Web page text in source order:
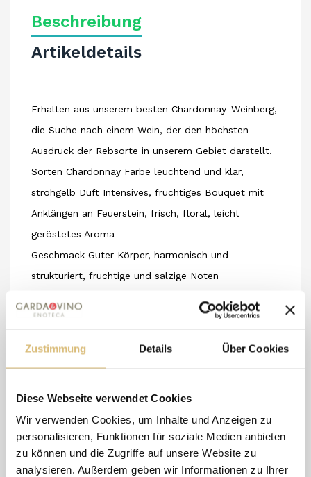
Zustimmung Details Über Cookies
Diese Webseite verwendet Cookies
Wir verwenden Cookies, um Inhalte und Anzeigen zu
personalisieren, Funktionen für soziale Medien anbieten
zu können und die Zugriffe auf unsere Website zu
analysieren. Außerdem geben wir Informationen zu Ihrer
Beschreibung
Artikeldetails
Erhalten aus unserem besten Chardonnay-Weinberg,
die Suche nach einem Wein, der den höchsten
Ausdruck der Rebsorte in unserem Gebiet darstellt.
Sorten Chardonnay Farbe leuchtend und klar,
strohgelb Duft Intensives, fruchtiges Bouquet mit
Anklängen an Feuerstein, frisch, floral, leicht
geröstetes Aroma
Geschmack Guter Körper, harmonisch und
strukturiert, fruchtige und salzige Noten
Fleisch und Geflügel
Traubenverband, Fermentation und Reifung in
überwiegend gebrauchten Fässern aus französischer
Eiche (225 und 500 Liter)